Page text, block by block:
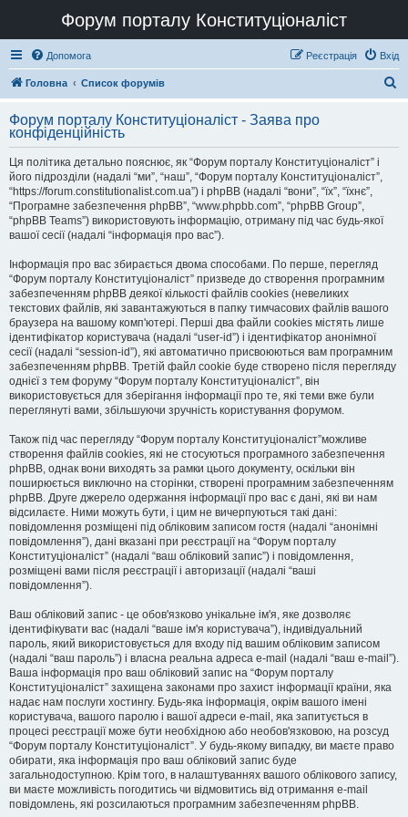
Форум порталу Конституціоналіст
Допомога Вхід
Реєстрація
Головна Список форумів
у
Форум порталу Конституціоналіст - Заява про
конфіденційність
Ця політика детально пояснює, як “Форум порталу Конституціоналіст” і
його підрозділи (надалі “ми”, “наш”, “Форум порталу Конституціоналіст”,
“https://forum.constitutionalist.com.ua”) і phpBB (надалі “вони”, “їх”, “їхнє”,
“Програмне забезпечення phpBB”, “www.phpbb.com”, “phpBB Group”,
“phpBB Teams”) використовують інформацію, отриману під час будь-якої
вашої сесії (надалі “інформація про вас”).
Інформація про вас збирається двома способами. По перше, перегляд
“Форум порталу Конституціоналіст” призведе до створення програмним
забезпеченням phpBB деякої кількості файлів cookies (невеликих
текстових файлів, які завантажуються в папку тимчасових файлів вашого
браузера на вашому комп'ютері. Перші два файли cookies містять лише
ідентифікатор користувача (надалі “user-id”) і ідентифікатор анонімної
сесії (надалі “session-id”), які автоматично присвоюються вам програмним
забезпеченням phpBB. Третій файл cookie буде створено після перегляду
однієї з тем форуму “Форум порталу Конституціоналіст”, він
використовується для зберігання інформації про те, які теми вже були
переглянуті вами, збільшуючи зручність користування форумом.
Також під час перегляду “Форум порталу Конституціоналіст”можливе
створення файлів cookies, які не стосуються програмного забезпечення
phpBB, однак вони виходять за рамки цього документу, оскільки він
поширюється виключно на сторінки, створені програмним забезпеченням
phpBB. Друге джерело одержання інформації про вас є дані, які ви нам
відсилаєте. Ними можуть бути, і цим не вичерпуються такі дані:
повідомлення розміщені під обліковим записом гостя (надалі “анонімні
повідомлення”), дані вказані при реєстрації на “Форум порталу
Конституціоналіст” (надалі “ваш обліковий запис”) і повідомлення,
розміщені вами після реєстрації і авторизації (надалі “ваші
повідомлення”).
Ваш обліковий запис - це обов'язково унікальне ім'я, яке дозволяє
ідентифікувати вас (надалі “ваше ім'я користувача”), індивідуальний
пароль, який використовується для входу під вашим обліковим записом
(надалі “ваш пароль”) і власна реальна адреса e-mail (надалі “ваш e-mail”).
Ваша інформація про ваш обліковий запис на “Форум порталу
Конституціоналіст” захищена законами про захист інформації країни, яка
надає нам послуги хостингу. Будь-яка інформація, окрім вашого імені
користувача, вашого паролю і вашої адреси e-mail, яка запитується в
процесі реєстрації може бути необхідною або необов'язковою, на розсуд
“Форум порталу Конституціоналіст”. У будь-якому випадку, ви маєте право
обирати, яка інформація про ваш обліковий запис буде
загальнодоступною. Крім того, в налаштуваннях вашого облікового запису,
ви маєте можливість погодитись чи відмовитись від отримання e-mail
повідомлень, які розсилаються програмним забезпеченням phpBB.